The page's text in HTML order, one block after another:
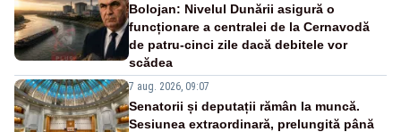
Bolojan: Nivelul Dunării asigură o
funcționare a centralei de la Cernavodă
de patru-cinci zile dacă debitele vor
scădea
7 aug. 2026, 09:07
Senatorii și deputații rămân la muncă.
Sesiunea extraordinară, prelungită până